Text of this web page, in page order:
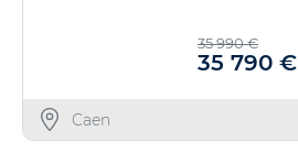
35 990 €
35 790 €
Caen